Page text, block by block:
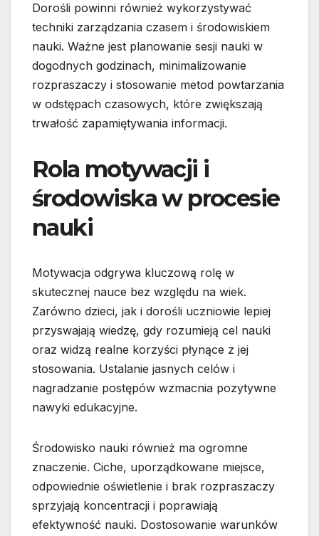
Dorośli powinni również wykorzystywać
techniki zarządzania czasem i środowiskiem
nauki. Ważne jest planowanie sesji nauki w
dogodnych godzinach, minimalizowanie
rozpraszaczy i stosowanie metod powtarzania
w odstępach czasowych, które zwiększają
trwałość zapamiętywania informacji.
Rola motywacji i
środowiska w procesie
nauki
Motywacja odgrywa kluczową rolę w
skutecznej nauce bez względu na wiek.
Zarówno dzieci, jak i dorośli uczniowie lepiej
przyswajają wiedzę, gdy rozumieją cel nauki
oraz widzą realne korzyści płynące z jej
stosowania. Ustalanie jasnych celów i
nagradzanie postępów wzmacnia pozytywne
nawyki edukacyjne.
Środowisko nauki również ma ogromne
znaczenie. Ciche, uporządkowane miejsce,
odpowiednie oświetlenie i brak rozpraszaczy
sprzyjają koncentracji i poprawiają
efektywność nauki. Dostosowanie warunków